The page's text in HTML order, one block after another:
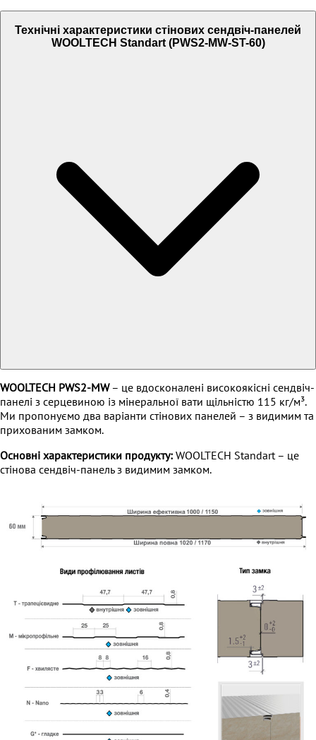
Технічні характеристики стінових сендвіч-панелей
WOOLTECH Standart (PWS2-MW-ST-60)
WOOLTECH PWS2-MW– це вдосконалені високоякісні сендвіч-
панелі з серцевиною із мінеральної вати щільністю 115 кг/м³.
Ми пропонуємо два варіанти стінових панелей – з видимим та
прихованим замком.
Основні характеристики продукту: WOOLTECH Standart – це
стінова сендвіч-панель з видимим замком.